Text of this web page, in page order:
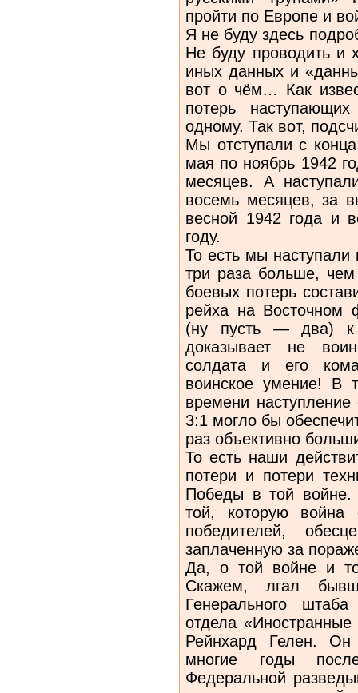
пройти по Европе и
Я не буду здесь
Не буду проводить и
иных данных и
вот о чём… Как
потерь
одному. Так вот,
Мы отступали с
мая по ноябрь 1942
месяцев. А
восемь месяцев, за
весной 1942 года и
году.
То есть мы
три раза больше,
боевых потерь
рейха на Восточном
(ну пусть — два) к
доказывает не
солдата и его
воинское умение! В
времени
3:1 могло бы
раз объективно
То есть наши
потери и потери
Победы в той
той, которую война
победителей,
заплаченную за
Да, о той войне и
Скажем, лгал
Генерального
отдела
Рейнхард Гелен. Он
многие годы
Федеральной